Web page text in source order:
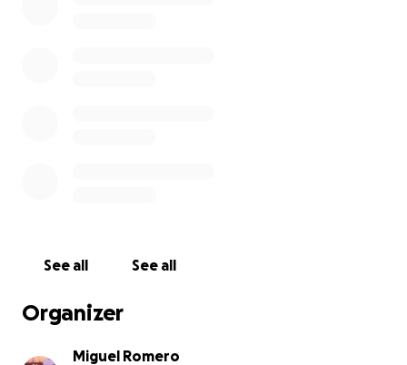
See all See all
Organizer
Miguel Romero